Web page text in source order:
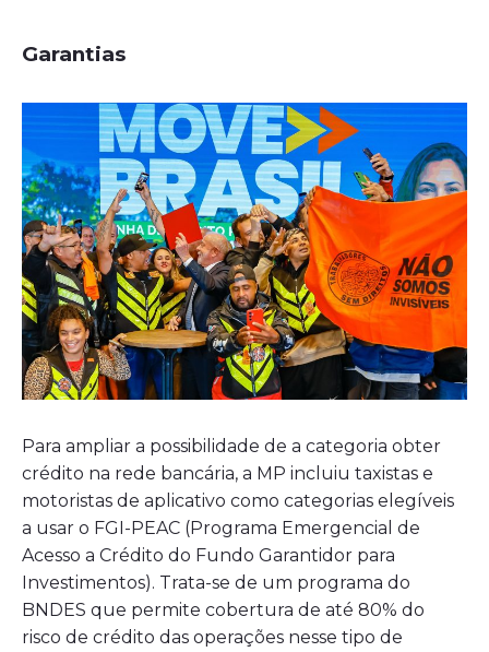
Garantias
Para ampliar a possibilidade de a categoria obter
crédito na rede bancária, a MP incluiu taxistas e
motoristas de aplicativo como categorias elegíveis
a usar o FGI-PEAC (Programa Emergencial de
Acesso a Crédito do Fundo Garantidor para
Investimentos). Trata-se de um programa do
BNDES que permite cobertura de até 80% do
risco de crédito das operações nesse tipo de